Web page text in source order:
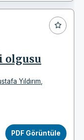
olgusu
Yıldırım
PDF Görüntüle